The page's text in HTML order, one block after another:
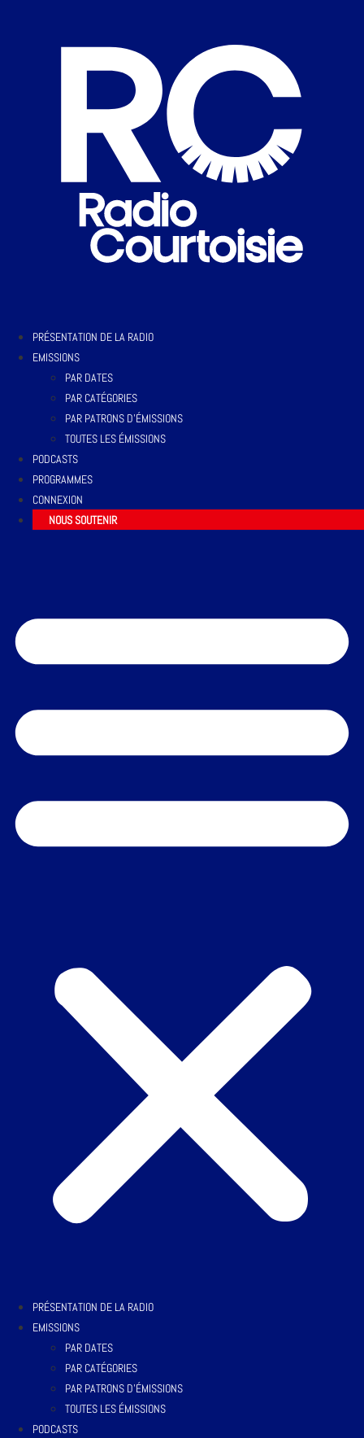
PRÉSENTATION DE LA RADIO
EMISSIONS
PAR DATES
PAR CATÉGORIES
PAR PATRONS D’ÉMISSIONS
TOUTES LES ÉMISSIONS
PODCASTS
PROGRAMMES
CONNEXION
NOUS SOUTENIR
PRÉSENTATION DE LA RADIO
EMISSIONS
PAR DATES
PAR CATÉGORIES
PAR PATRONS D’ÉMISSIONS
TOUTES LES ÉMISSIONS
PODCASTS